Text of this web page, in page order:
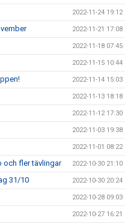
2022-11-24 19:12
2022-11-21 17:08
2022-11-18 07:45
2022-11-15 10:44
2022-11-14 15:03
2022-11-13 18:18
2022-11-12 17:30
2022-11-03 19:38
2022-11-01 08:22
och fler tävlingar 2022-10-30 21:10
31/10 2022-10-30 20:24
2022-10-28 09:03
2022-10-27 16:21